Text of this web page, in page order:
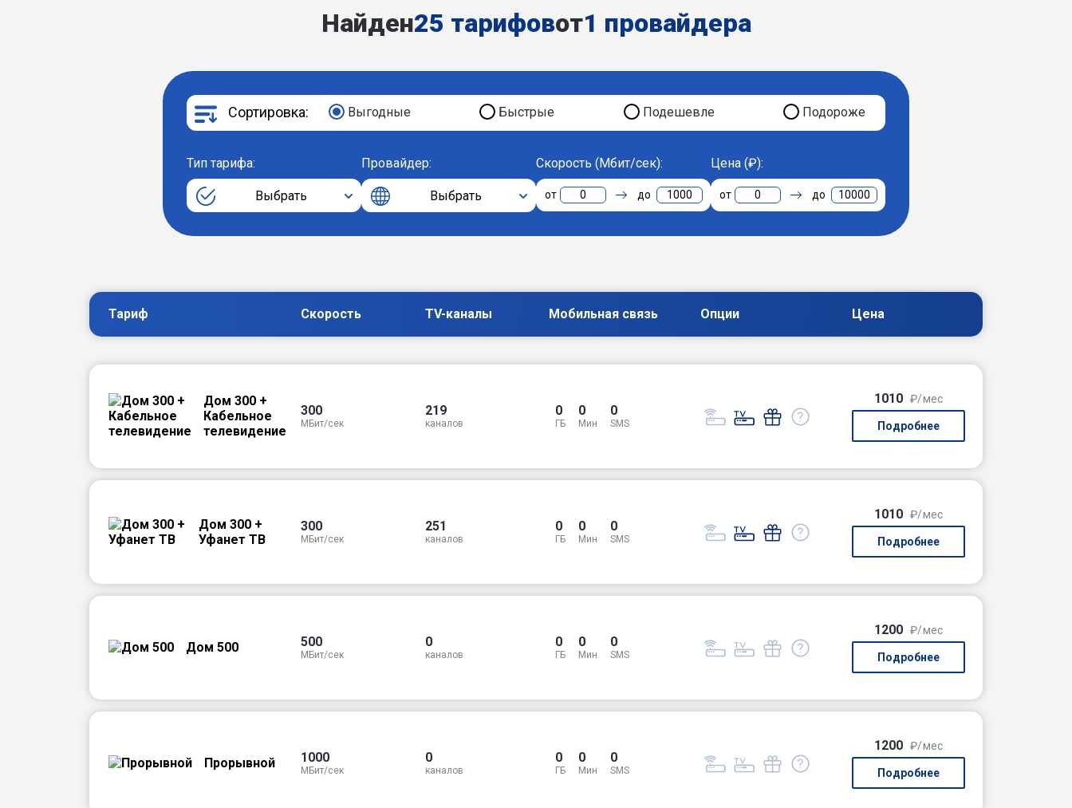
Найден25 тарифовот1 провайдера
Сортировка: Выгодные Быстрые Подешевле Подороже
Тип тарифа:
Выбрать
Провайдер:
Выбрать
Скорость (Мбит/сек):
0 1000
Цена (₽):
0 10000
Тариф Скорость TV-каналы Мобильная связь Опции Цена
Дом 300 +
Кабельное
телевидение
300
МБит/сек
219
каналов
0
ГБ
0
Мин
0
SMS
1010 ₽/мес
Подробнее
Дом 300 +
Уфанет ТВ
300
МБит/сек
251
каналов
0
ГБ
0
Мин
0
SMS
1010 ₽/мес
Подробнее
Дом 500 500
МБит/сек
0
каналов
0
ГБ
0
Мин
0
SMS
1200 ₽/мес
Подробнее
Прорывной 1000
МБит/сек
0
каналов
0
ГБ
0
Мин
0
SMS
1200 ₽/мес
Подробнее